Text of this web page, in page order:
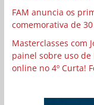
FAM anuncia os
comemorativa de
Masterclasses com
painel sobre uso
online no 4º Curta!